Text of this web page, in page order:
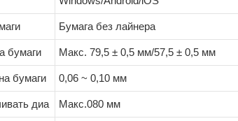
Бумага без лайнера
бумаги Макс. 79,5 ± 0,5 мм/57,5 ± 0,5 мм
бумаги 0,06 ~ 0,10 мм
диа Макс.080 мм